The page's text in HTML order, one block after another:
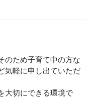
のため子育て中の方な
気軽に申し出ていただ
大切にできる環境で